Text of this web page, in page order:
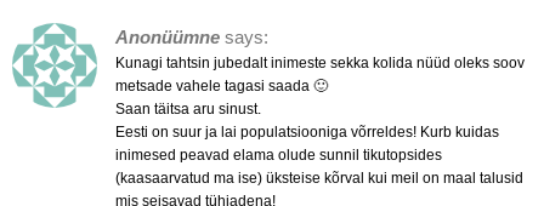
Anonüümne says:
Kunagi tahtsin jubedalt inimeste sekka kolida nüüd oleks soov
metsade vahele tagasi saada 🙂
Saan täitsa aru sinust.
Eesti on suur ja lai populatsiooniga võrreldes! Kurb kuidas
inimesed peavad elama olude sunnil tikutopsides
(kaasaarvatud ma ise) üksteise kõrval kui meil on maal talusid
mis seisavad tühjadena!